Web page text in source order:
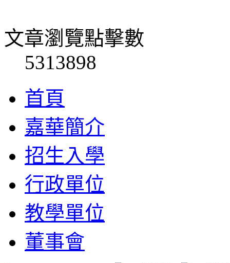
文章瀏覽點擊數
5313898
首頁
嘉華簡介
招生入學
行政單位
教學單位
董事會